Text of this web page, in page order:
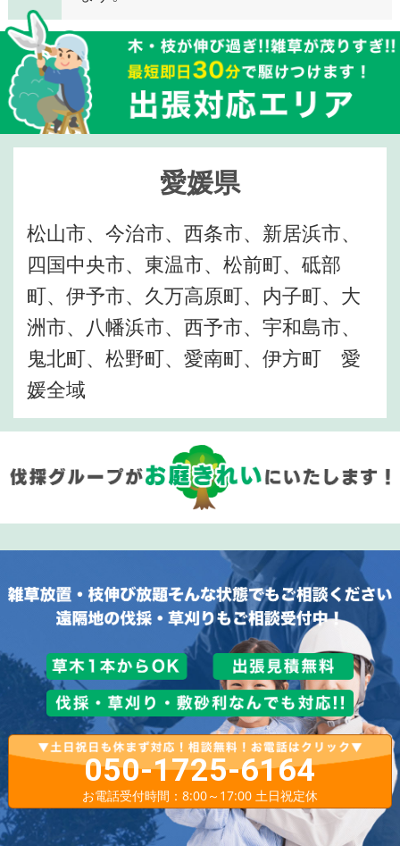
愛媛県
松山市、今治市、西条市、新居浜市、
四国中央市、東温市、松前町、砥部
町、伊予市、久万高原町、内子町、大
洲市、八幡浜市、西予市、宇和島市、
鬼北町、松野町、愛南町、伊方町 愛
媛全域
050-1725-6164
お電話受付時間：8:00～17:00 土日祝定休